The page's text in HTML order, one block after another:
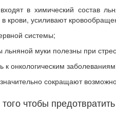
в химический состав
крови, усиливают
системы;
муки полезны при
к онкологическим
сокращают
чтобы